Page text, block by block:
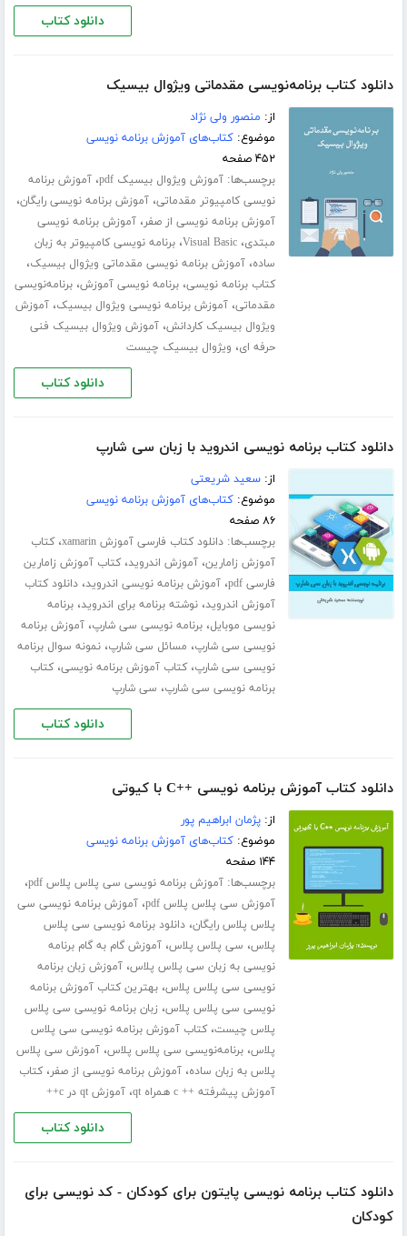
دانلود کتاب
دانلود کتاب برنامه‌نویسی مقدماتی ویژوال بیسیک
از: منصور ولی نژاد
موضوع:کتاب‌های آموزش برنامه نویسی
۴۵۲ صفحه
برچسب‌ها:آموزش ویژوال بیسیک pdf ،آموزش برنامه
نویسی کامپیوتر مقدماتی،آموزش برنامه نویسی رایگان،
آموزش برنامه نویسی از صفر،آموزش برنامه نویسی
مبتدی،Visual Basic،برنامه نویسی کامپیوتر به زبان
ساده،آموزش برنامه نویسی مقدماتی ویژوال بیسیک،
کتاب برنامه نویسی،برنامه نویسی آموزش،برنامه‌نویسی
مقدماتی،آموزش برنامه نویسی ویژوال بیسیک،آموزش
ویژوال بیسیک کاردانش،آموزش ویژوال بیسیک فنی
حرفه ای، ویژوال بیسیک چیست
دانلود کتاب
دانلود کتاب برنامه نویسی اندروید با زبان سی شارپ
از:سعید شریعتی
موضوع:کتاب‌های آموزش برنامه نویسی
۸۶ صفحه
برچسب‌ها:دانلود کتاب فارسی آموزش xamarin ،کتاب
آموزش زامارین،آموزش اندروید،کتاب آموزش زامارین
فارسی pdf
،آموزش برنامه نویسی اندروید،دانلود کتاب
آموزش اندروید،نوشته برنامه برای اندروید،برنامه
نویسی موبایل،برنامه نویسی سی شارپ،آموزش برنامه
نویسی سی شارپ، مسائل سی شارپ،نمونه سوال برنامه
نویسی سی شارپ،کتاب آموزش برنامه نویسی،کتاب
برنامه نویسی سی شارپ، سی شارپ
دانلود کتاب
دانلود کتاب آموزش برنامه نویسی ++C با کیوتی
از:پژمان ابراهیم پور
موضوع:کتاب‌های آموزش برنامه نویسی
۱۴۴ صفحه
برچسب‌ها:آموزش برنامه نویسی سی پلاس پلاس pdf ،
آموزش سی پلاس پلاس pdf ،آموزش برنامه نویسی سی
پلاس پلاس رایگان،دانلود برنامه نویسی سی پلاس
پلاس، سی پلاس پلاس،آموزش گام به گام برنامه
نویسی به زبان سی پلاس پلاس،آموزش زبان برنامه
نویسی سی پلاس پلاس،بهترین کتاب آموزش برنامه
نویسی سی پلاس پلاس، زبان برنامه نویسی سی پلاس
پلاس چیست،کتاب آموزش برنامه نویسی سی پلاس
پلاس،برنامه‌نویسی سی پلاس پلاس،آموزش سی پلاس
پلاس به زبان ساده،آموزش برنامه نویسی از صفر،کتاب
آموزش پیشرفته ++ c همراه qt
،آموزش qt در c++
دانلود کتاب
دانلود کتاب برنامه نویسی پایتون برای کودکان - کد نویسی برای
کودکان